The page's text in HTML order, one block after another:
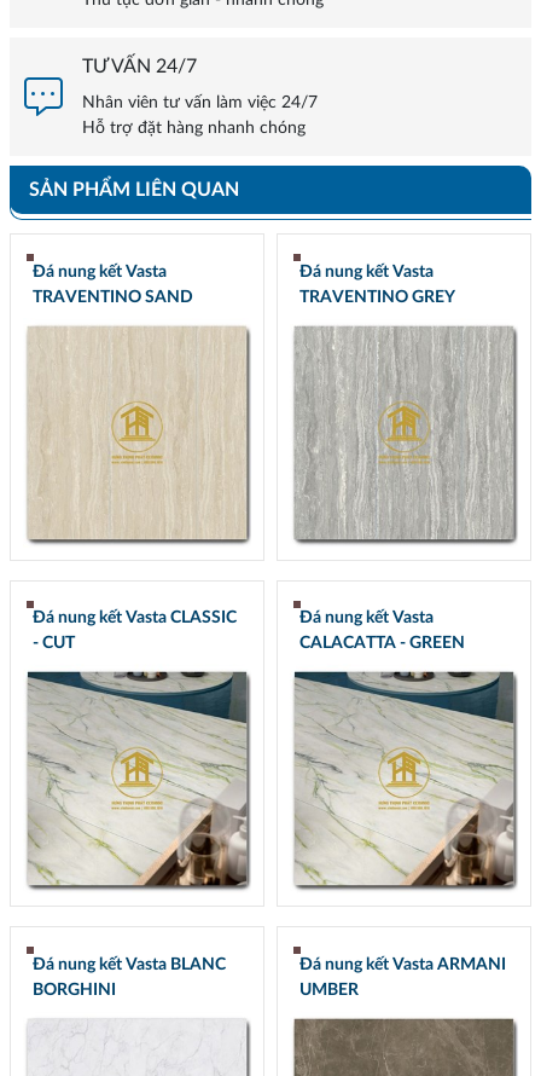
TƯ VẤN 24/7
Nhân viên tư vấn làm việc 24/7
Hỗ trợ đặt hàng nhanh chóng
SẢN PHẨM LIÊN QUAN
Đá nung kết Vasta
TRAVENTINO SAND
Đá nung kết Vasta
TRAVENTINO GREY
Đá nung kết Vasta CLASSIC
- CUT
Đá nung kết Vasta
CALACATTA - GREEN
Đá nung kết Vasta BLANC
BORGHINI
Đá nung kết Vasta ARMANI
UMBER